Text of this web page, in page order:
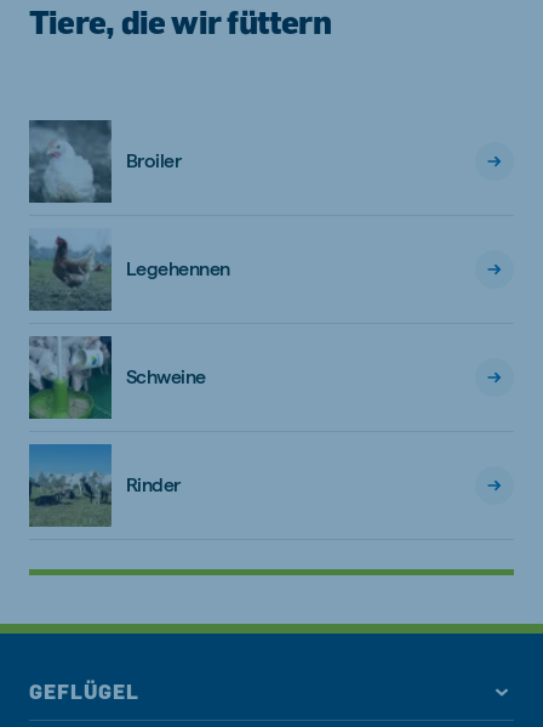
Tiere, die wir füttern
Broiler
Legehennen
Schweine
Rinder
GEFLÜGEL